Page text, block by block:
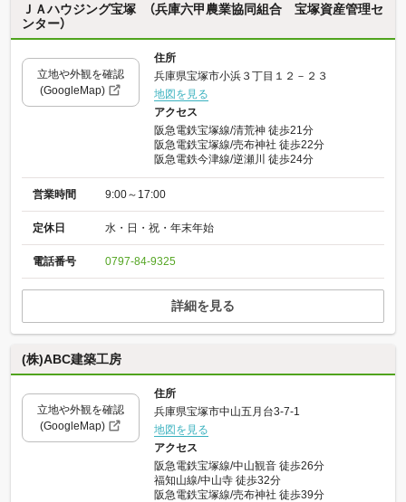
ＪＡハウジング宝塚 （兵庫六甲農業協同組合 宝塚資産管理セ
ンター）
立地や外観を確認
(GoogleMap)
住所
兵庫県宝塚市小浜３丁目１２－２３
地図を見る
アクセス
阪急電鉄宝塚線/清荒神 徒歩21分
阪急電鉄宝塚線/売布神社 徒歩22分
阪急電鉄今津線/逆瀬川 徒歩24分
営業時間 9:00～17:00
定休日 水・日・祝・年末年始
電話番号 0797-84-9325
詳細を見る
(株)ABC建築工房
立地や外観を確認
(GoogleMap)
住所
兵庫県宝塚市中山五月台3-7-1
地図を見る
アクセス
阪急電鉄宝塚線/中山観音 徒歩26分
福知山線/中山寺 徒歩32分
阪急電鉄宝塚線/売布神社 徒歩39分